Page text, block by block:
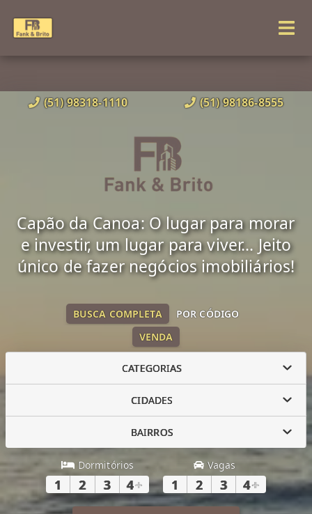
(51) 98318-1110 (51) 98186-8555
Capão da Canoa: O lugar para morar
e investir, um lugar para viver... Jeito
único de fazer negócios imobiliários!
VENDA
BUSCA COMPLETA POR CÓDIGO
CATEGORIAS
CIDADES
BAIRROS
Dormitórios
1 2 3 4+
Vagas
1 2 3 4+